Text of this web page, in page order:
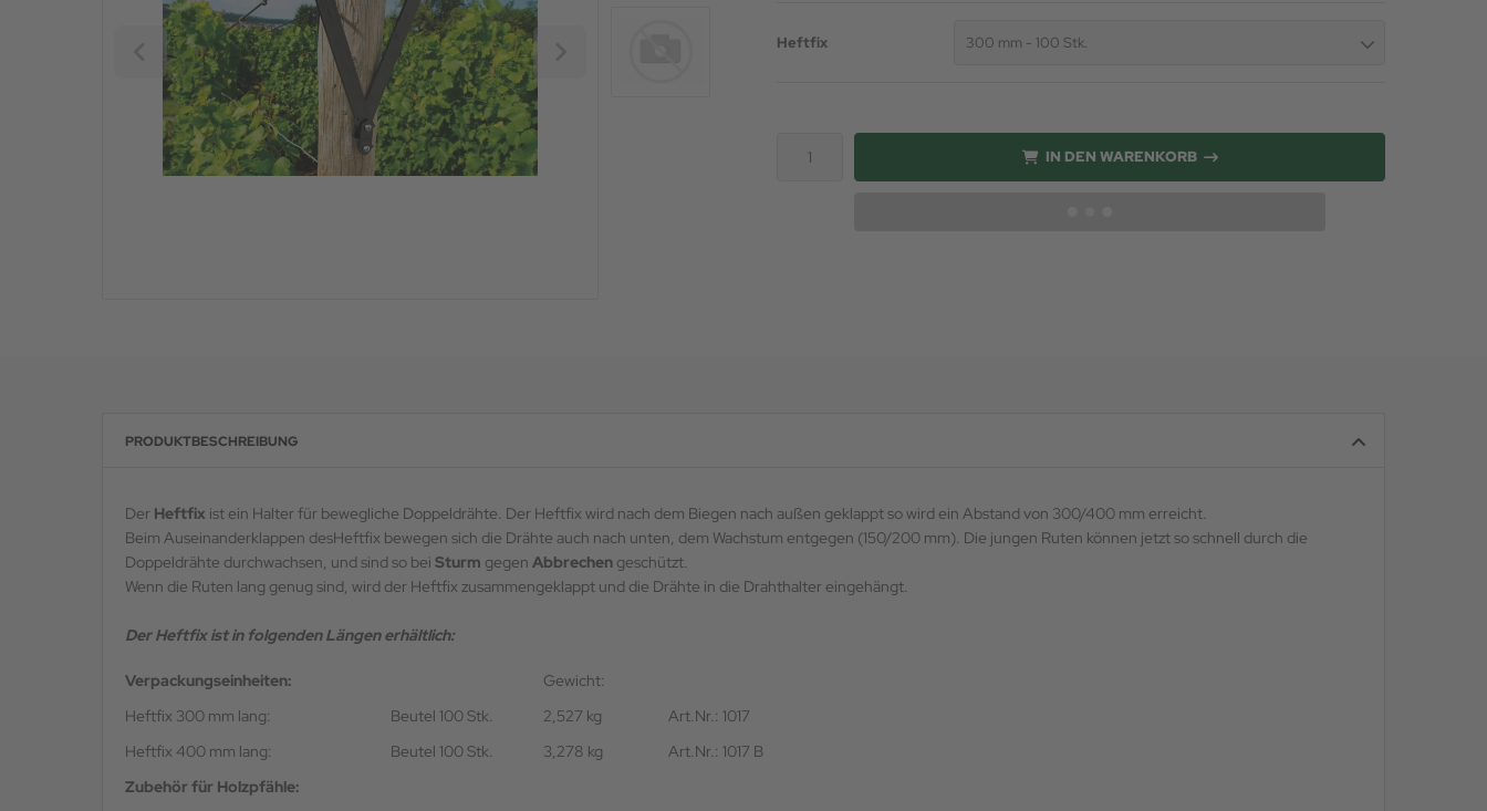
Heftfix 300 mm - 100 Stk.
IN DEN WARENKORB
PRODUKTBESCHREIBUNG
Der Heftfix ist ein Halter für bewegliche Doppeldrähte. Der Heftfix wird nach dem Biegen nach außen geklappt so wird ein Abstand von 300/400 mm erreicht.
Beim Auseinanderklappen desHeftfix bewegen sich die Drähte auch nach unten, dem Wachstum entgegen (150/200 mm). Die jungen Ruten können jetzt so schnell durch die
Doppeldrähte durchwachsen, und sind so bei Sturm gegen Abbrechen geschützt.
Wenn die Ruten lang genug sind, wird der Heftfix zusammengeklappt und die Drähte in die Drahthalter eingehängt.
Der Heftfix ist in folgenden Längen erhältlich:
Verpackungseinheiten:
Gewicht:
Heftfix 300 mm lang:
Beutel 100 Stk. 2,527 kg
Art.Nr.: 1017
Heftfix 400 mm lang:
Beutel 100 Stk. 3,278 kg
Art.Nr.: 1017 B
Zubehör für Holzpfähle: